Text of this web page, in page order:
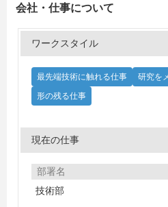
会社・仕事について
ワークスタイル
最先端技術に触れる仕事
研究を
形の残る仕事
現在の仕事
部署名
技術部